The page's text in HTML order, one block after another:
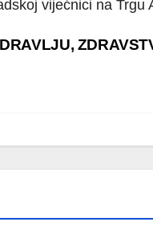
vijećnici na